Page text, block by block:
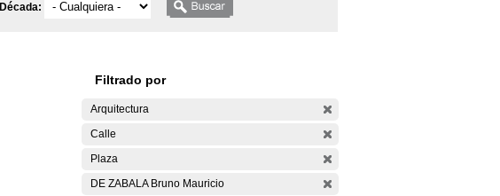
Década:
Filtrado por
Arquitectura
Calle
Plaza
DE ZABALA Bruno Mauricio